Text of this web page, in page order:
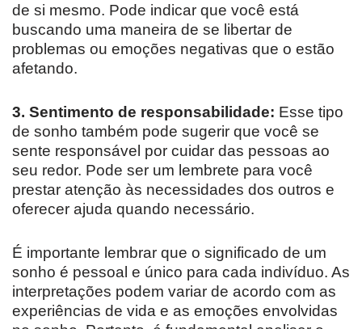
de si mesmo. Pode indicar que você está
buscando uma maneira de se libertar de
problemas ou emoções negativas que o estão
afetando.
3. Sentimento de responsabilidade: Esse tipo
de sonho também pode sugerir que você se
sente responsável por cuidar das pessoas ao
seu redor. Pode ser um lembrete para você
prestar atenção às necessidades dos outros e
oferecer ajuda quando necessário.
É importante lembrar que o significado de um
sonho é pessoal e único para cada indivíduo. As
interpretações podem variar de acordo com as
experiências de vida e as emoções envolvidas